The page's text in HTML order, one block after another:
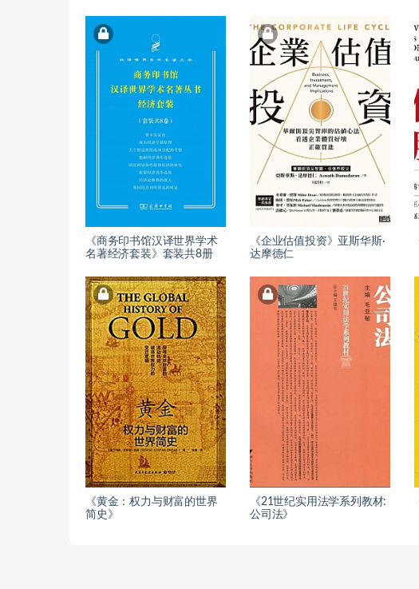
《商务印书馆汉译世界学术
名著经济套装》套装共8册
《企业估值投资》亚斯华斯·
达摩德仁
《黄金：权力与财富的世界
简史》
《21世纪实用法学系列教材:
公司法》